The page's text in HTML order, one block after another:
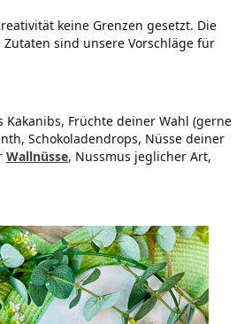
keine Grenzen gesetzt. Die
sind unsere Vorschläge für
Kakanibs, Früchte deiner Wahl (gerne
Schokoladendrops, Nüsse deiner
Wallnüsse, Nussmus jeglicher Art,